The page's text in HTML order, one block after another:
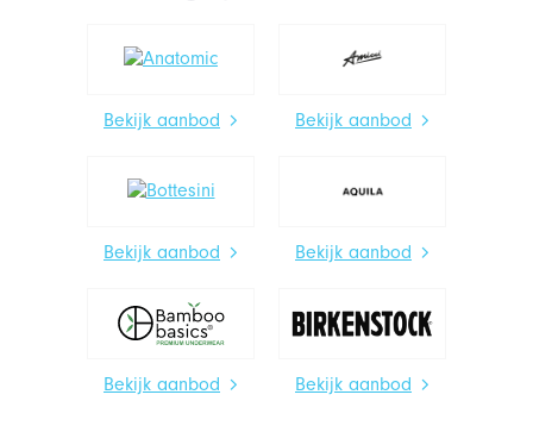
Bekijk aanbod Bekijk aanbod
Bekijk aanbod Bekijk aanbod
Bekijk aanbod Bekijk aanbod